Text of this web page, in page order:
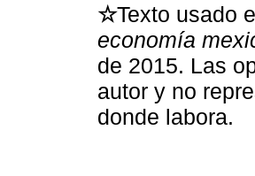
☆Texto usado
economía
de 2015. Las
autor y no
donde labora.